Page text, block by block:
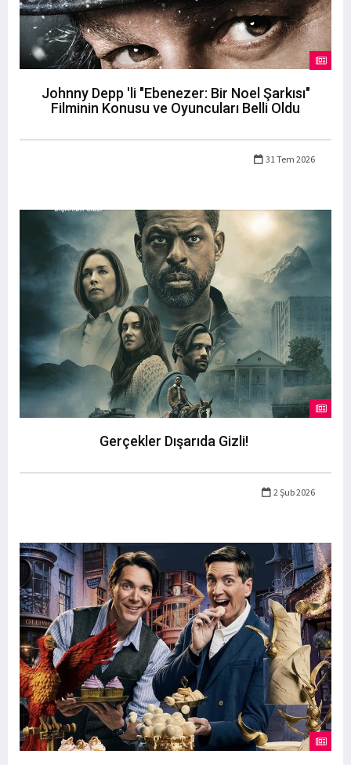
Johnny Depp 'li "Ebenezer: Bir Noel Şarkısı"
Filminin Konusu ve Oyuncuları Belli Oldu
31 Tem 2026
Gerçekler Dışarıda Gizli!
2 Şub 2026